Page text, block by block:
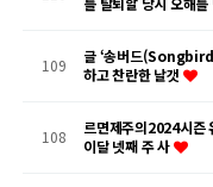
109
글 ‘송버드
하고 찬란한 날갯
108
르면제주의2024시즌
이달 넷째 주 사